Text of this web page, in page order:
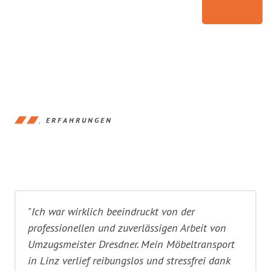
ERFAHRUNGEN
"Ich war wirklich beeindruckt von der
professionellen und zuverlässigen Arbeit von
Umzugsmeister Dresdner. Mein Möbeltransport
in Linz verlief reibungslos und stressfrei dank